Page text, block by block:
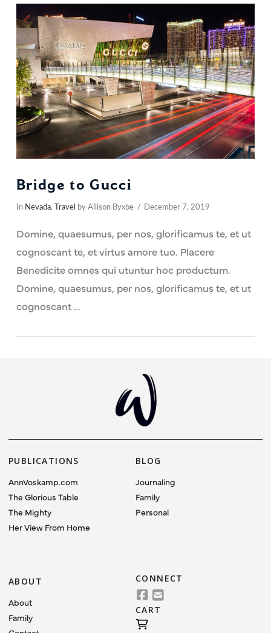
VIEW POST
VIEW POST
Bridge to Gucci
In Nevada, Travel by Allison Byxbe December 7, 2019
Domine, quaesumus, per nos, glorificamus te, et ut
cognoscant te, et virtus amore tuo. Placere
Benedicite omnes qui utuntur hoc productum.
Domine, quaesumus, per nos, glorificamus te, et ut
cognoscant …
PUBLICATIONS
AnnVoskamp.com
The Glorious Table
The Mighty
Her View From Home
BLOG
Journaling
Family
Personal
ABOUT
About
Family
CONNECT
CART